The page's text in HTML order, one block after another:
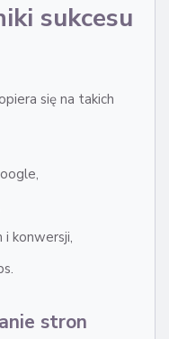
sukcesu
się na takich
konwersji,
stron